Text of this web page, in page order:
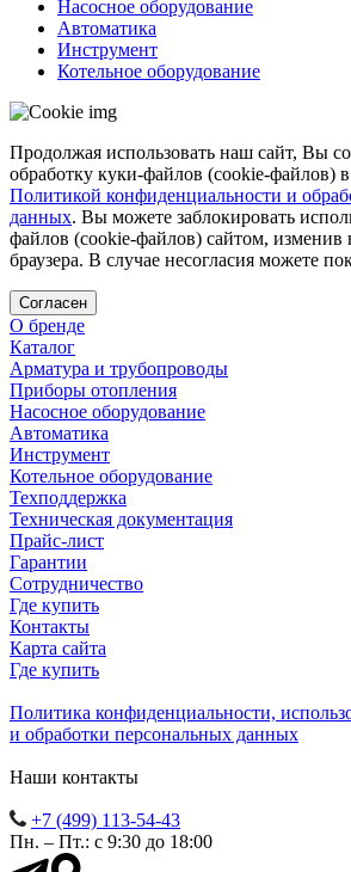
Насосное оборудование
Автоматика
Инструмент
Котельное оборудование
Продолжая использовать наш сайт, Вы
обработку куки-файлов (cookie-файлов) в
Политикой конфиденциальности и
данных. Вы можете заблокировать
файлов (cookie-файлов) сайтом, изменив
браузера. В случае несогласия можете
Согласен
О бренде
Каталог
Арматура и трубопроводы
Приборы отопления
Насосное оборудование
Автоматика
Инструмент
Котельное оборудование
Техподдержка
Техническая документация
Прайс-лист
Гарантии
Сотрудничество
Где купить
Контакты
Карта сайта
Где купить
Политика конфиденциальности,
и обработки персональных данных
Наши контакты
+7 (499) 113-54-43
Пн. – Пт.: с 9:30 до 18:00